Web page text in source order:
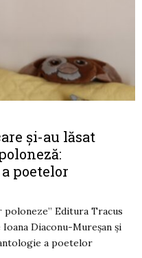
și-au lăsat
poetelor
Editura Tracus
Diaconu-Mureșan și
a poetelor